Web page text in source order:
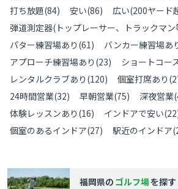
打ち放題(84) 安い(86) 広い(200ヤード
弾道測定器(トップレーサー、トラックマン
パター練習場あり (61) バンカー練習場あ
アプローチ練習場あり (23) ショートコー
レンタルクラブあり (120) 個室打席あり (
24時間営業(32) 早朝営業(75) 深夜営業(
体験レッスンあり (16) インドアで安い(22
個室のあるインドア(27) 駅近のインドア(
福岡県の ゴルフ場を探す